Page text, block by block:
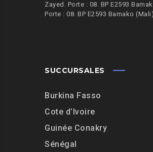
Zayed. Porte : 08. BP E2593
Porte : 08. BP E2593 Bamako
SUCCURSALES
Burkina Fasso
Cote d’Ivoire
Guinée Conakry
Sénégal